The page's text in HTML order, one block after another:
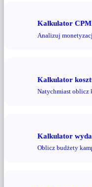
Kalkulator
Analizuj
Kalkulator
Natychmiast oblicz
Kalkulator
Oblicz budżety